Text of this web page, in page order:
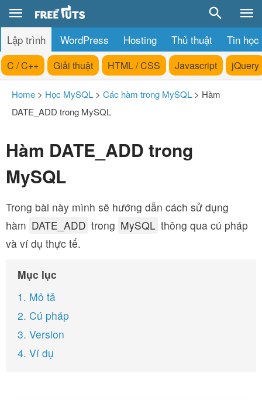
Lập trình WordPress Hosting Thủ thuật Tin học
C / C++ Giải thuật HTML / CSS Javascript jQuery
Home > Học MySQL > Các hàm trong MySQL > Hàm
DATE_ADD trong MySQL
Hàm DATE_ADD trong
MySQL
Trong bài này mình sẽ hướng dẫn cách sử dụng
hàm DATE_ADD trong MySQL thông qua cú pháp
và ví dụ thực tế.
Mục lục
1. Mô tả
2. Cú pháp
3. Version
4. Ví dụ